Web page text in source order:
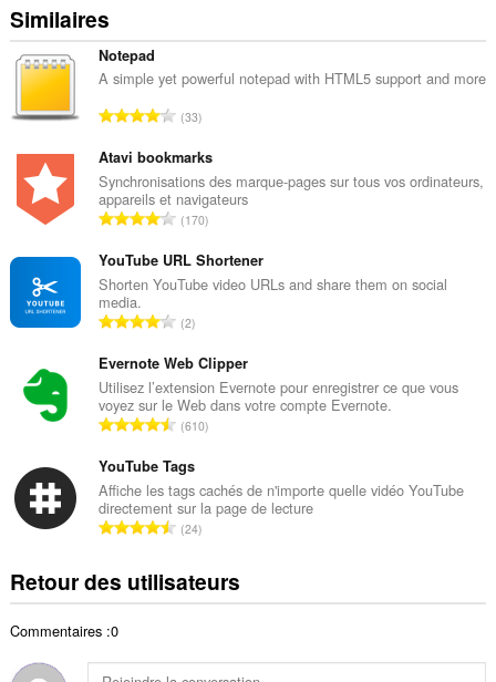
Similaires
Notepad
A simple yet powerful notepad with HTML5 support and more
N
m
b
r
e
o
t
a
d
e
n
o
e
s
:
33
Atavi bookmarks
Synchronisations des marque-pages sur tous vos ordinateurs,
appareils et navigateurs
N
m
b
e
o
t
a
d
e
n
o
e
s
170
YouTube URL Shortener
Shorten YouTube video URLs and share them on social
media.
N
m
b
r
e
o
t
a
e
n
e
2
Evernote Web Clipper
Utilisez l’extension Evernote pour enregistrer ce que vous
voyez sur le Web dans votre compte Evernote.
N
m
b
r
e
o
t
d
610
YouTube Tags
Affiche les tags cachés de n'importe quelle vidéo YouTube
directement sur la page de lecture
N
b
t
24
Retour des utilisateurs
Commentaires :0